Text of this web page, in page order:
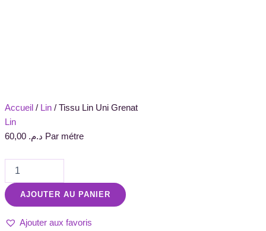
Accueil / Lin/ Tissu Lin Uni Grenat
Lin
د.م. 60,00 Par métre
AJOUTER AU PANIER
Ajouter aux favoris